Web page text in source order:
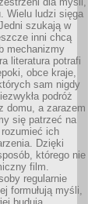
Wielu ludzi sięga
szukają w
inni chcą
mechanizmy
literatura potrafi
obce kraje,
sam nigdy
podróż
domu, a zarazem
się patrzeć na
ich
Dzięki
którego nie
film.
regularnie
formułują myśli,